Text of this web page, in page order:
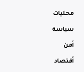
محليات
سياسة
أمن
أقتصاد